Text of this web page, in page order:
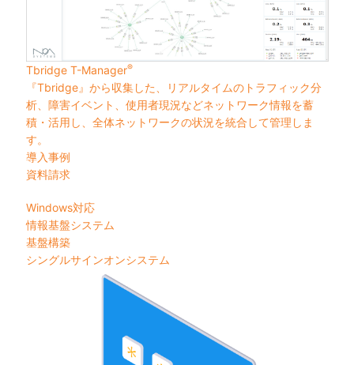
Tbridge T-Manager®
『Tbridge』から収集した、リアルタイムのトラフィック分
析、障害イベント、使用者現況などネットワーク情報を蓄
積・活用し、全体ネットワークの状況を統合して管理しま
す。
導入事例
資料請求
Windows対応
情報基盤システム
基盤構築
シングルサインオンシステム